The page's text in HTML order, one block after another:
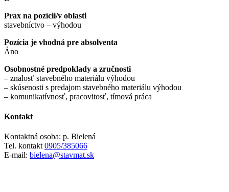
Prax na pozícii/v oblasti
stavebníctvo – výhodou
Pozícia je vhodná pre absolventa
Áno
Osobnostné predpoklady a zručnosti
– znalosť stavebného materiálu výhodou
– skúsenosti s predajom stavebného materiálu výhodou
– komunikatívnosť, pracovitosť, tímová práca
Kontakt
Kontaktná osoba: p. Bielená
Tel. kontakt 0905/385066
E-mail: bielena@stavmat.sk